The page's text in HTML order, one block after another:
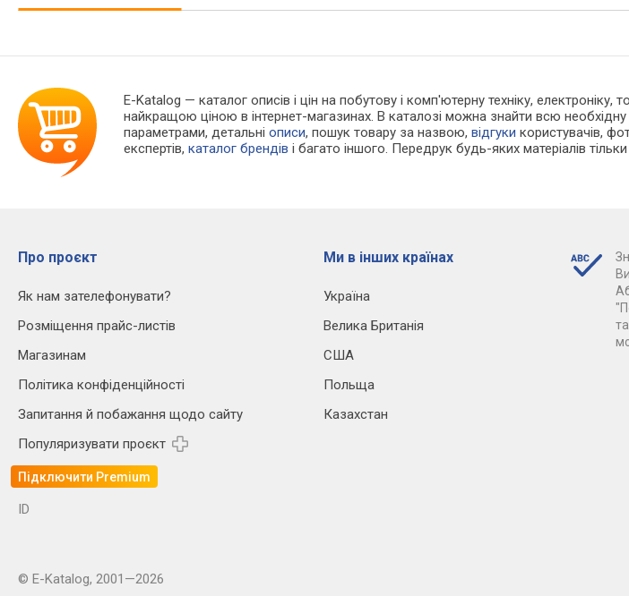
E-Katalog — каталог описів і цін на побутову і комп'ютерну техніку,
найкращою ціною в інтернет-магазинах. В каталозі можна знайти всю
параметрами, детальніописи, пошук товару за назвою,відгуки користувачів,
експертів,каталог брендів і багато іншого. Передрук будь-яких матеріалів
Про проєкт
Як нам зателефонувати?
Розміщення прайс-листів
Магазинам
Політика конфіденційності
Запитання й побажання щодо сайту
Популяризувати проєкт
Підключити Premium
Ми в інших країнах
Україна
Велика Британія
США
Польща
Казахстан
ID
© E-Katalog, 2001—2026